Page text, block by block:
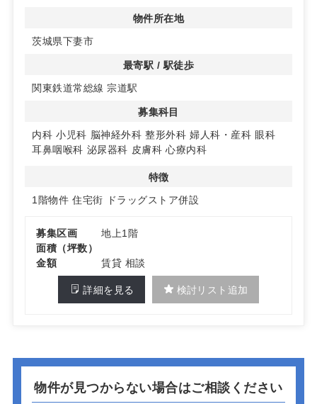
とした提案も可能です。具体的な診療科や想定患者数、
導線計画をご共有いただければ、適合度の高い区画やテ
ナントをご案内します。まずはお気軽にご相談くださ
物件所在地
茨城県下妻市
最寄駅 / 駅徒歩
関東鉄道常総線 宗道駅
募集科目
内科 小児科 脳神経外科 整形外科 婦人科・産科 眼科
耳鼻咽喉科 泌尿器科 皮膚科 心療内科
特徴
1階物件 住宅街 ドラッグストア併設
募集区画
地上1階
面積（坪数）
金額
賃貸 相談
詳細を見る 検討リスト追加
物件が見つからない場合はご相談ください